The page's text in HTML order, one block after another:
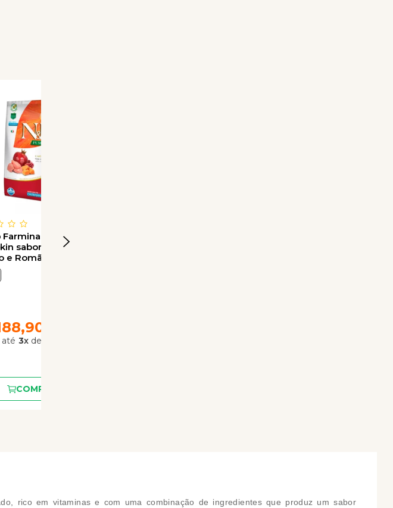
Farmina N&D
sabor Abóbora,
e Romã para Gatos
3x de
COMPRAR
rico em vitaminas e com uma combinação de ingredientes que produz um sabor